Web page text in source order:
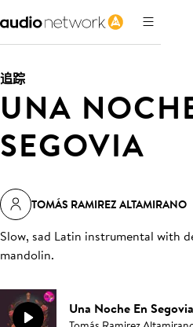
追踪
UNA
SEGOVIA
TOMÁS RAMIREZ ALTAMIRANO
Slow, sad Latin instrumental with
mandolin.
Una Noche En Segovia